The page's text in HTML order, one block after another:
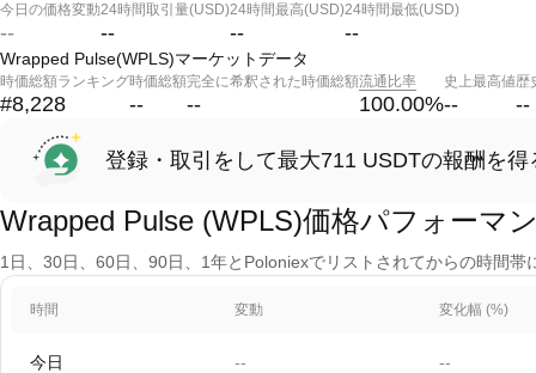
今日の価格変動
--
24時間取引量(USD)
--
24時間最高(USD)
--
24時間最低(USD)
--
Wrapped Pulse(WPLS)マーケットデータ
時価総額ランキング
#8,228
時価総額
--
完全に希釈された時価総額
--
流通比率
100.00%
史上最高値
--
歴
--
登録・取引をして最大711 USDTの報酬を得
Wrapped Pulse (WPLS)価格パフォーマ
1日、30日、60日、90日、1年とPoloniexでリストされてからの時間
時間 変動 変化幅 (%)
今日 -- --